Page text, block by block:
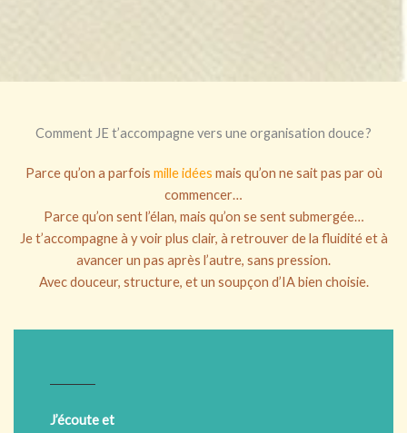
Comment JE t’accompagne vers une organisation douce ?
Parce qu’on a parfois mille idées mais qu’on ne sait pas par où
commencer…
Parce qu’on sent l’élan, mais qu’on se sent submergée…
Je t’accompagne à y voir plus clair, à retrouver de la fluidité et à
avancer un pas après l’autre, sans pression.
Avec douceur, structure, et un soupçon d’IA bien choisie.
J’écoute et